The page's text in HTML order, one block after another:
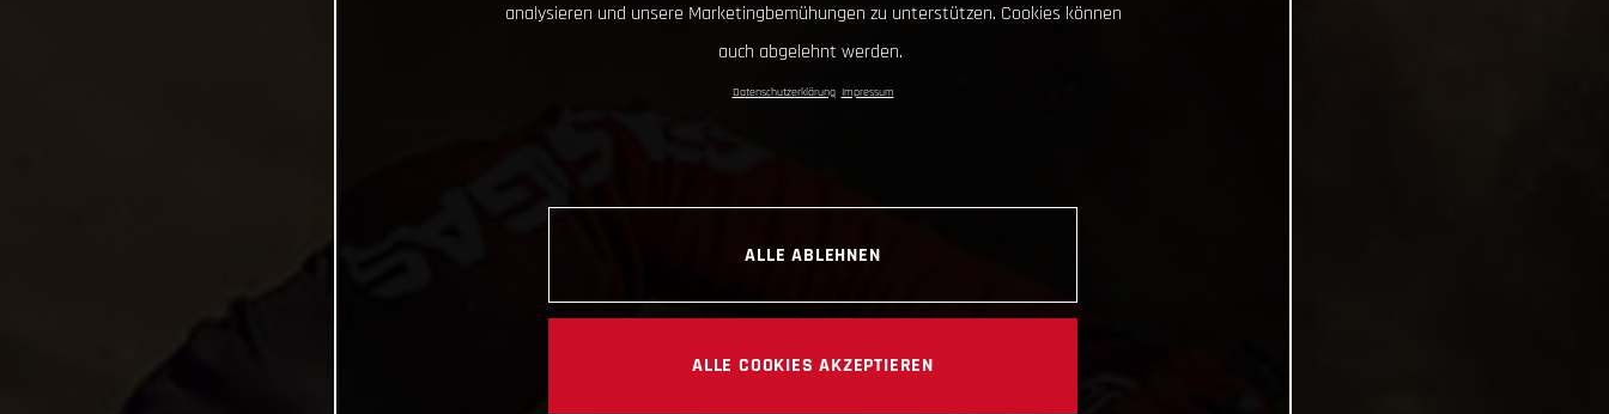
analysieren und unsere Marketingbemühungen zu unterstützen. Cookies können
auch abgelehnt werden.
Datenschutzerklärung Impressum
ALLE ABLEHNEN
ALLE COOKIES AKZEPTIEREN